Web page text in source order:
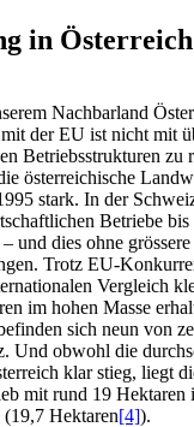
in
Nachbarland
der EU ist nicht mit
Betriebsstrukturen zu
österreichische
stark. In der
Betriebe bis
und dies ohne grössere
Trotz EU-
Vergleich
im hohen Masse
sich neun von
Und obwohl die
klar stieg, liegt
mit rund 19 Hektaren
Hektaren[4]).